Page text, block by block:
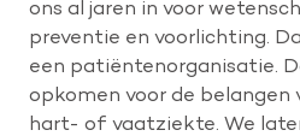
ons al jaren in voor
preventie en voorlichting.
een patiëntenorganisatie.
opkomen voor de belangen
hart- of vaatziekte. We